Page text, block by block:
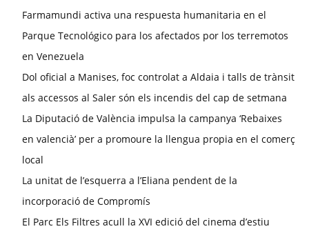
Farmamundi activa una respuesta humanitaria en el
Parque Tecnológico para los afectados por los terremotos
en Venezuela
Dol oficial a Manises, foc controlat a Aldaia i talls de trànsit
als accessos al Saler són els incendis del cap de setmana
La Diputació de València impulsa la campanya ‘Rebaixes
en valencià’ per a promoure la llengua propia en el comerç
local
La unitat de l’esquerra a l’Eliana pendent de la
incorporació de Compromís
El Parc Els Filtres acull la XVI edició del cinema d’estiu